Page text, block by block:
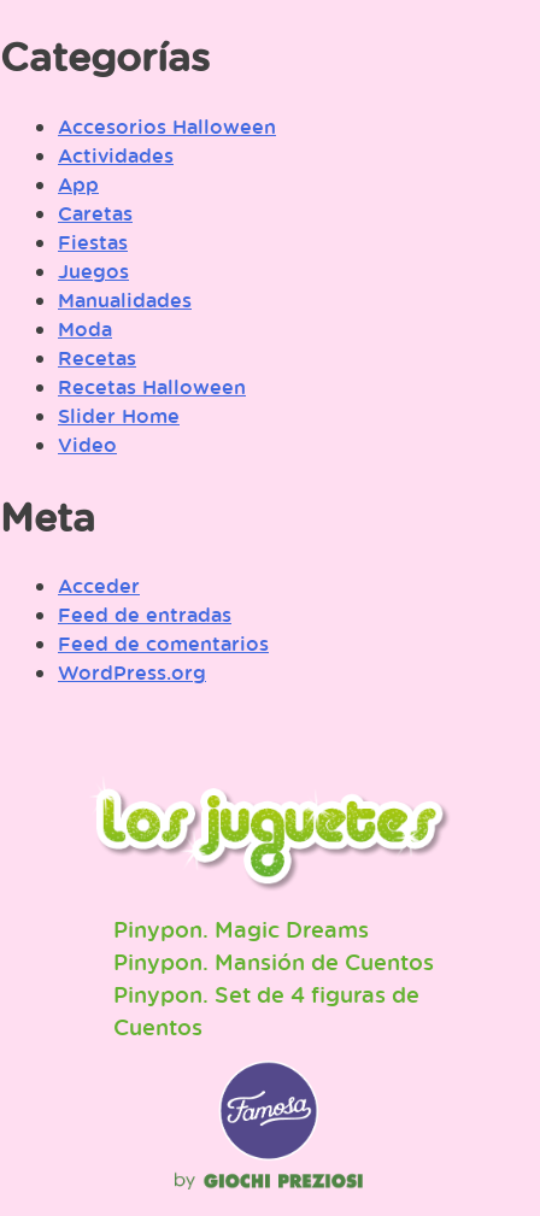
Categorías
Accesorios Halloween
Actividades
App
Caretas
Fiestas
Juegos
Manualidades
Moda
Recetas
Recetas Halloween
Slider Home
Video
Meta
Acceder
Feed de entradas
Feed de comentarios
WordPress.org
Pinypon. Magic Dreams
Pinypon. Mansión de Cuentos
Pinypon. Set de 4 figuras de
Cuentos